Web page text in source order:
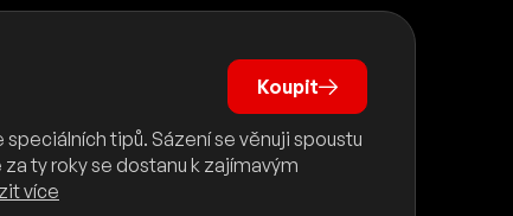
Koupit
tipů. Sázení se věnuji spoustu
ty roky se dostanu k zajímavým
více